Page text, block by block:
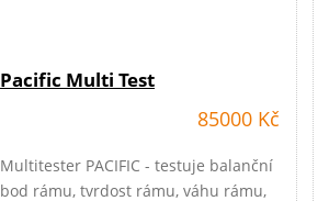
Pacific Multi Test
85000 Kč
Multitester PACIFIC - testuje balanční
bod rámu, tvrdost rámu, váhu rámu,